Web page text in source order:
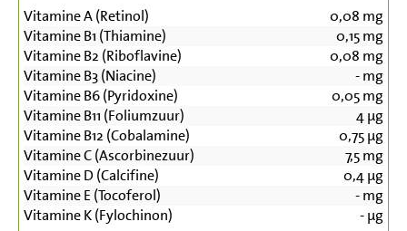
Vitamine A (Retinol) 0,08 mg
Vitamine B1 (Thiamine)
0,15mg
Vitamine B2 (Riboflavine)
0,08 mg
Vitamine B3 (Niacine)
-mg
Vitamine B6 (Pyridoxine)
0,05mg
Vitamine B11 (Foliumzuur)
4µg
Vitamine B12 (Cobalamine)
0,75µg
Vitamine C (Ascorbinezuur)
7,5mg
Vitamine D (Calcifine)
0,4µg
Vitamine E (Tocoferol)
-mg
Vitamine K (Fylochinon)
-µg